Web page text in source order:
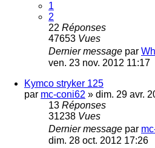
1
2
22 Réponses
47653 Vues
Dernier message par
ven. 23 nov. 2012 11:17
Kymco stryker 125
par mc-coni62 » dim. 29 avr.
13 Réponses
31238 Vues
Dernier message par
dim. 28 oct. 2012 17:26